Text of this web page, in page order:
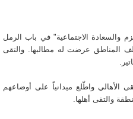
والسعادة الاجتماعية" في باب الرمل
المناطق عرضت له مطالبها. والتقى
الأهالي واطّلع ميدانياً على أوضاعهم
والتقى أهلها.